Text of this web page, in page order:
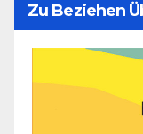
Zu Beziehen